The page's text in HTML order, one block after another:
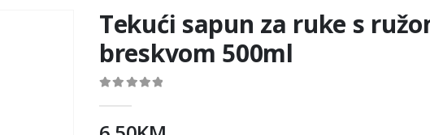
Tekući sapun za ruke s
breskvom 500ml